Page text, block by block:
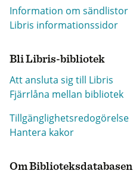
Information om sändlistor
Libris informationssidor
Bli Libris-bibliotek
Att ansluta sig till Libris
Fjärrlåna mellan bibliotek
Tillgänglighetsredogörelse
Hantera kakor
Om Biblioteksdatabasen